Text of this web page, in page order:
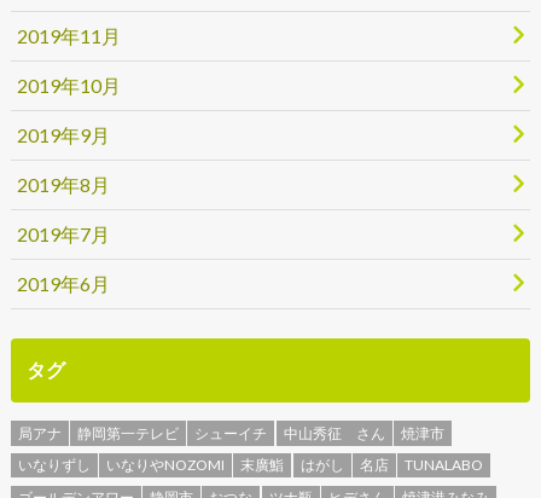
2019年11月
2019年10月
2019年9月
2019年8月
2019年7月
2019年6月
タグ
局アナ 静岡第一テレビ シューイチ 中山秀征 さん
焼津市
いなりずし
いなりやNOZOMI 末廣鮨 はがし 名店
TUNALABO